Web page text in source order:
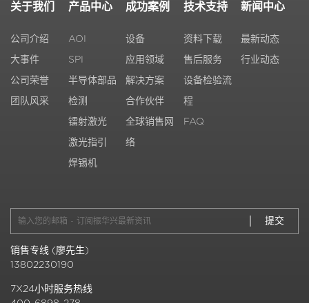
关于我们
公司介绍
大事件
公司荣誉
团队风采
产品中心
AOI
SPI
半导体部品
检测
镭射激光
激光指引
焊锡机
成功案例
设备
应用领域
解决方案
合作伙伴
全球销售网
络
技术支持
资料下载
售后服务
设备检验流
程
FAQ
新闻中心
最新动态
行业动态
销售专线 (廖先生)
13802230190
7X24小时服务热线